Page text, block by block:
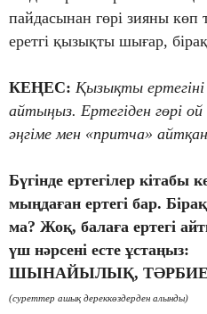
пайдасынан гөрі зияны көп
еретгі қызықты шығар,
КЕҢЕС: Қызықты
айтыңыз. Ертегіден гөрі
әңгіме мен «притча»
Бүгінде ертегілер кітабы
мыңдаған ертегі бар.
ма? Жоқ, балаға ертегі
үш нәрсені есте ұстаңыз:
ШЫНАЙЫЛЫҚ,
(суреттер ашық дереккөздерден алынды)